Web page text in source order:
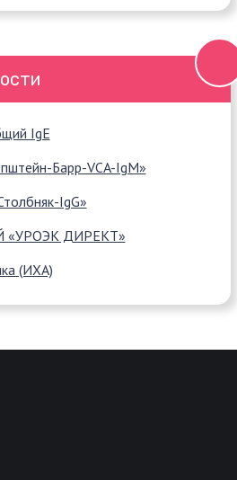
IgE
Барр-VCA-IgM»
IgG»
ДИРЕКТ»
(ИХА)